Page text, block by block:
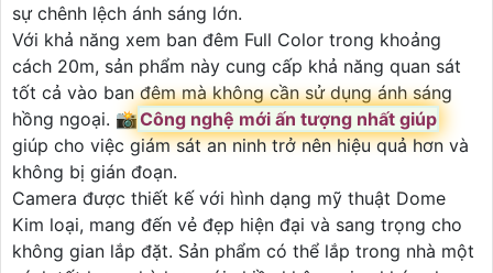
sự chênh lệch ánh sáng lớn.
Với khả năng xem ban đêm Full Color trong khoảng
cách 20m, sản phẩm này cung cấp khả năng quan sát
tốt cả vào ban đêm mà không cần sử dụng ánh sáng
hồng ngoại. 📸Công nghệ mới ấn tượng nhất giúp
giúp cho việc giám sát an ninh trở nên hiệu quả hơn và
không bị gián đoạn.
Camera được thiết kế với hình dạng mỹ thuật Dome
Kim loại, mang đến vẻ đẹp hiện đại và sang trọng cho
không gian lắp đặt. Sản phẩm có thể lắp trong nhà một